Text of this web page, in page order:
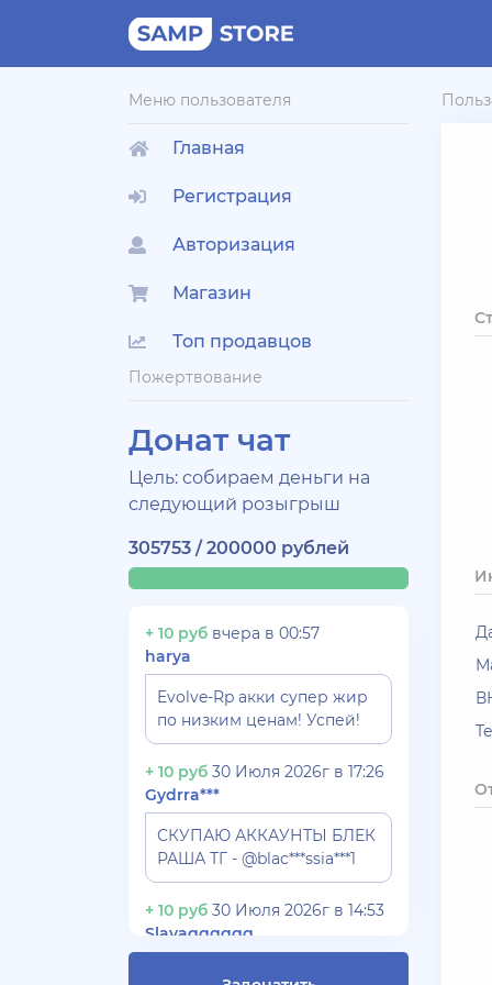
Меню пользователя
Главная
Регистрация
Авторизация
Магазин
Топ продавцов
Пожертвование
Донат чат
Цель: собираем деньги на
следующий розыгрыш
305753 / 200000 рублей
+ 10 руб вчера в 00:57
harya
Evolve-Rp акки супер жир
по низким ценам! Успей!
+ 10 руб 30 Июля 2026г в 17:26
Gydrra***
СКУПАЮ АККАУНТЫ БЛЕК
РАША ТГ - @blac***ssia***1
+ 10 руб 30 Июля 2026г в 14:53
Slavagggggg